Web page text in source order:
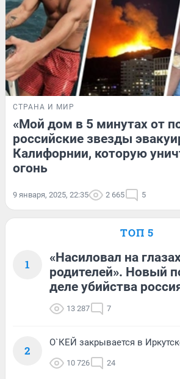
СТРАНА И МИР
«Мой дом в 5 минутах от
российские звезды
Калифорнии, которую
огонь
9 января, 2025, 22:35 2 665 5
ТОП 5
1
«Насиловал на
родителей». Новый
деле убийства
13 287 7
2
О`КЕЙ закрывается в
10 726 24